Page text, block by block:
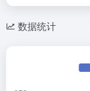
数据统计